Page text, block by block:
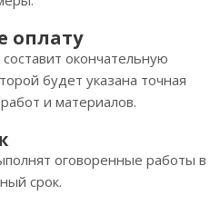
оплату
окончательную
будет указана точная
и материалов.
оговоренные работы в
срок.